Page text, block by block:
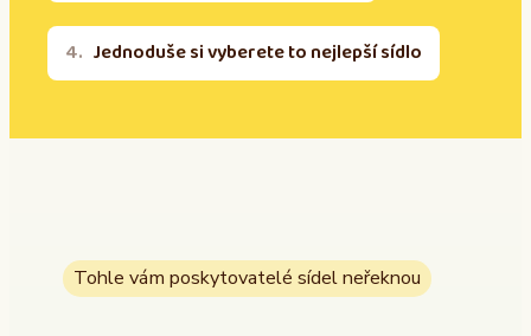
Jednoduše si vyberete to nejlepší sídlo
Tohle vám poskytovatelé sídel neřeknou